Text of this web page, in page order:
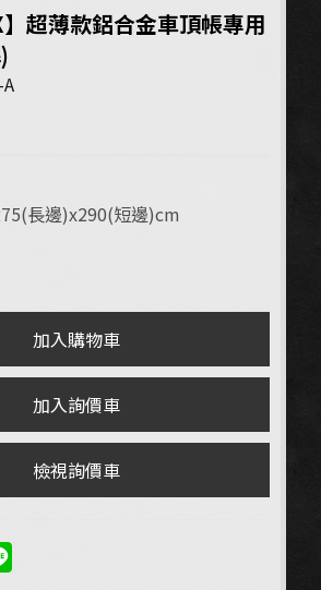
】超薄款鋁合金車頂帳專用
長邊)x290(短邊)cm
檢視詢價車